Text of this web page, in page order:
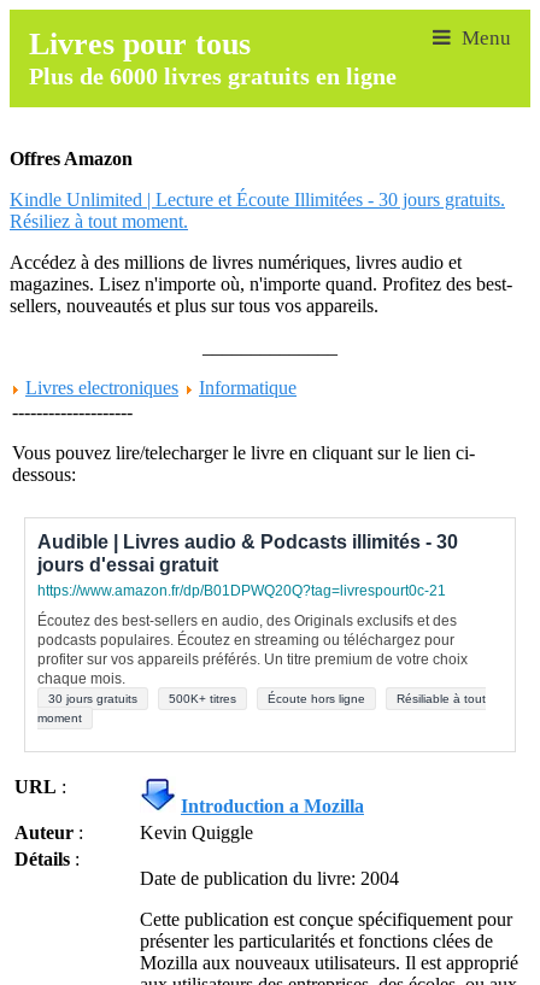
Livres pour tous
Plus de 6000 livres gratuits en ligne
Offres Amazon
Kindle Unlimited | Lecture et Écoute Illimitées - 30 jours gratuits.
Résiliez à tout moment.
Accédez à des millions de livres numériques, livres audio et
magazines. Lisez n'importe où, n'importe quand. Profitez des best-
sellers, nouveautés et plus sur tous vos appareils.
Livres electroniques
Informatique
--------------------
Vous pouvez lire/telecharger le livre en cliquant sur le lien ci-
dessous:
Audible | Livres audio & Podcasts illimités - 30
jours d'essai gratuit
https://www.amazon.fr/dp/B01DPWQ20Q?tag=livrespourt0c-21
Écoutez des best-sellers en audio, des Originals exclusifs et des
podcasts populaires. Écoutez en streaming ou téléchargez pour
profiter sur vos appareils préférés. Un titre premium de votre choix
chaque mois.
30 jours gratuits 500K+ titres Écoute hors ligne
Résiliable à tout
moment
URL :
Introduction a Mozilla
Auteur :
Kevin Quiggle
Détails :
Date de publication du livre: 2004
Cette publication est conçue spécifiquement pour
présenter les particularités et fonctions clées de
Mozilla aux nouveaux utilisateurs. Il est approprié